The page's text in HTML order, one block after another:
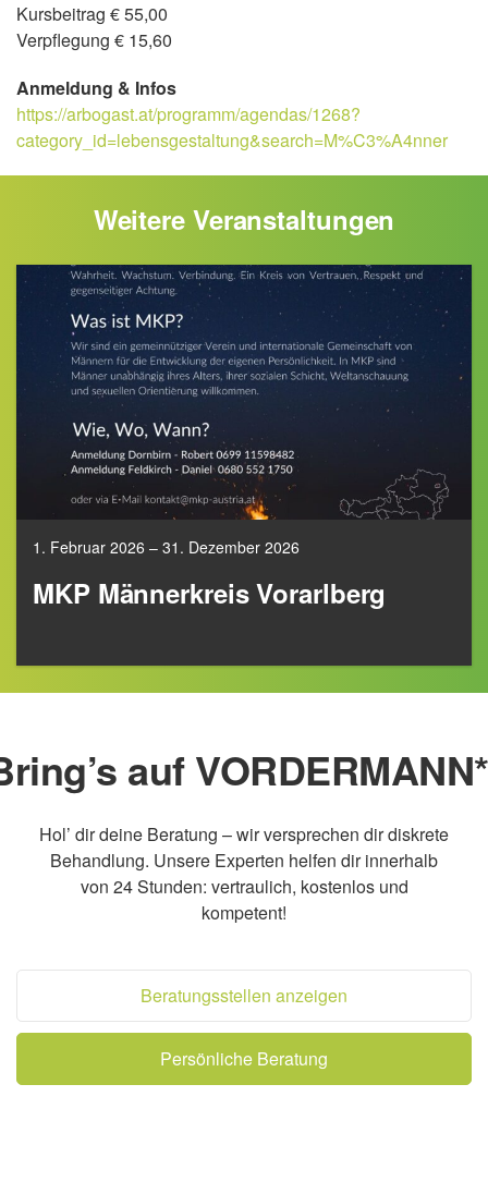
Kursbeitrag € 55,00
Verpflegung € 15,60
Anmeldung & Infos
https://arbogast.at/programm/agendas/1268?
category_id=lebensgestaltung&search=M%C3%A4nner
Weitere Veranstaltungen
1. Februar 2026 – 31. Dezember 2026
MKP Männerkreis Vorarlberg
auf
Hol’ dir deine Beratung – wir versprechen dir diskrete
Behandlung. Unsere Experten helfen dir innerhalb
von 24 Stunden: vertraulich, kostenlos und
kompetent!
Beratungsstellen anzeigen
Persönliche Beratung